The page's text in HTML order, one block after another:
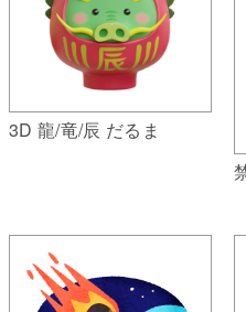
3D 龍/竜/辰 だるま